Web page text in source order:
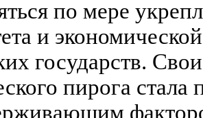
по мере
и
государств.
пирога стала